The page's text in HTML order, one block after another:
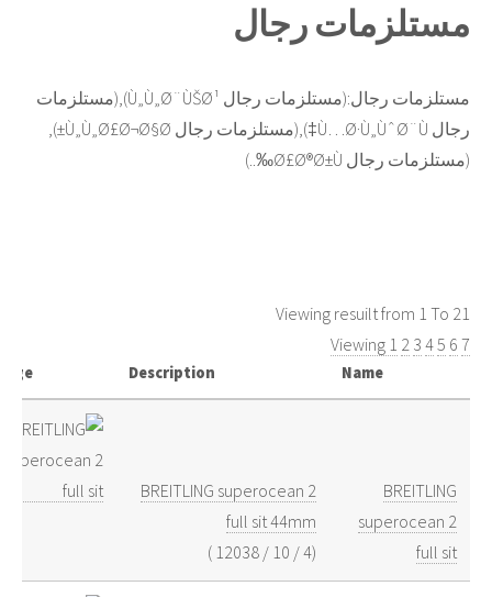
مستلزمات رجال
مستلزمات رجال:(مستلزمات رجال Ù„Ù„Ø¨ÙŠØ¹),(مستلزمات
رجال Ù…Ø·Ù„ÙˆØ¨Ù‡),(مستلزمات رجال Ù„Ù„Ø£Ø¬Ø§Ø±),
(مستلزمات رجال Ø£Ø®Ø±Ù‰..)
Viewing resuilt from 1 To 21
Viewing 1 2 3 45 6 7
Name
Description
BREITLING
superocean 2
full sit
BREITLING superocean 2
full sit 44mm
(
4
/
10
/
12038
)